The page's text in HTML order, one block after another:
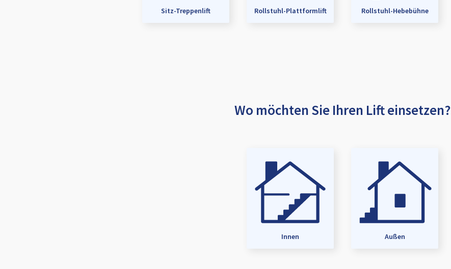
Sitz-Treppenlift Rollstuhl-Plattformlift Rollstuhl-Hebebühne
Wo möchten Sie Ihren Lift einsetzen?
Innen Außen